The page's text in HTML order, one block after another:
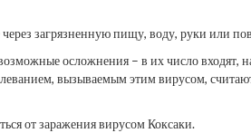
загрязненную пищу, воду, руки или
осложнения – в их число
вызываемым этим вирусом,
от заражения вирусом Коксаки.